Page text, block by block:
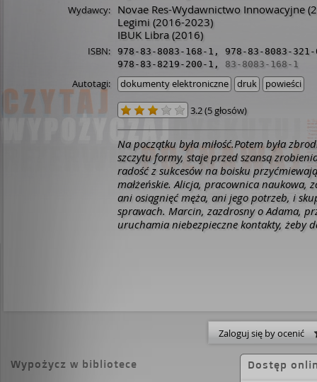
Wydawcy: Novae Res-Wydawnictwo Innowacyjne
Legimi (2016-2023)
IBUK Libra (2016)
ISBN: 978-83-8083-168-1 , 978-83-8083-321-
978-83-8219-200-1 , 83-8083-168-1
Autotagi: dokumenty elektroniczne druk powieści
3.2(5 głosów)
Na początku była miłość.Potem była
szczytu formy, staje przed szansą
radość z sukcesów na boisku
małżeńskie. Alicja, pracownica naukowa,
ani osiągnięć męża, ani jego potrzeb, i
sprawach. Marcin, zazdrosny o Adama,
uruchamia niebezpieczne kontakty, żeby
frustrację, zdradzając go ze studentem
odkrywa w sobie wielopoziomową
tajemnicę.
„Zbrodnie pozamałżeńskie”
klasyfikacjom gatunkowym - pisarski
Zaloguj się by ocenić
Wypożycz w bibliotece Dostęp